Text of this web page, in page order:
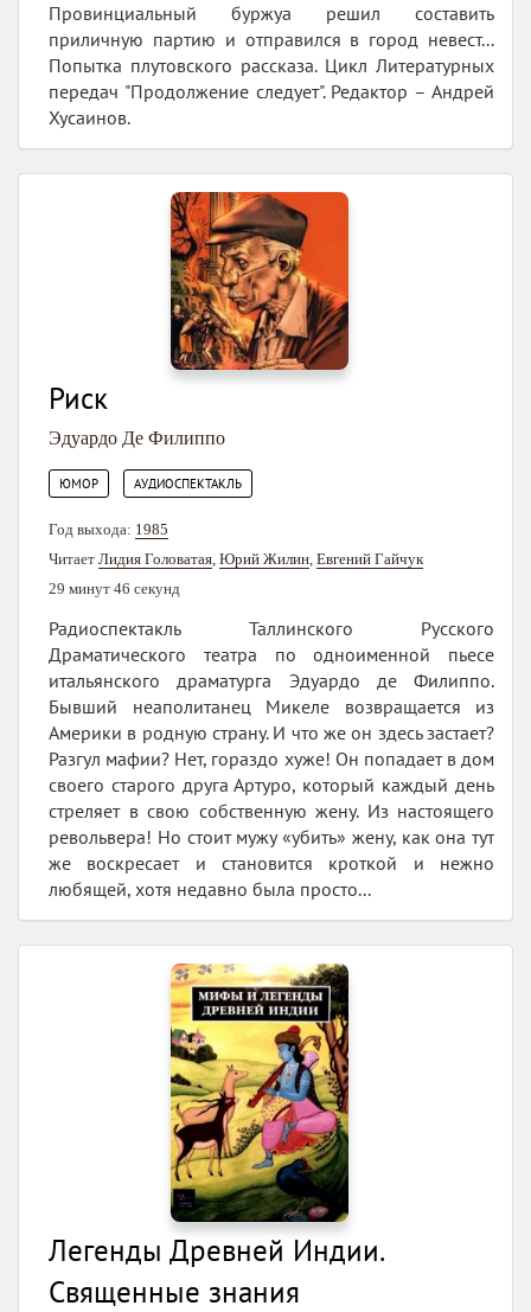
Провинциальный буржуа решил составить
приличную партию и отправился в город невест...
Попытка плутовского рассказа. Цикл Литературных
передач "Продолжение следует". Редактор – Андрей
Хусаинов.
Риск
Эдуардо Де Филиппо
ЮМОР АУДИОСПЕКТАКЛЬ
Год выхода: 1985
Читает Лидия Головатая, Юрий Жилин, Евгений Гайчук
29 минут 46 секунд
Радиоспектакль Таллинского Русского
Драматического театра по одноименной пьесе
итальянского драматурга Эдуардо де Филиппо.
Бывший неаполитанец Микеле возвращается из
Америки в родную страну. И что же он здесь застает?
Разгул мафии? Нет, гораздо хуже! Он попадает в дом
своего старого друга Артуро, который каждый день
стреляет в свою собственную жену. Из настоящего
револьвера! Но стоит мужу «убить» жену, как она тут
же воскресает и становится кроткой и нежно
любящей, хотя недавно была просто...
Легенды Древней Индии.
Священные знания